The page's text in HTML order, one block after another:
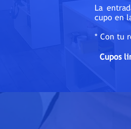
La
cupo en
* Con tu
Cupos